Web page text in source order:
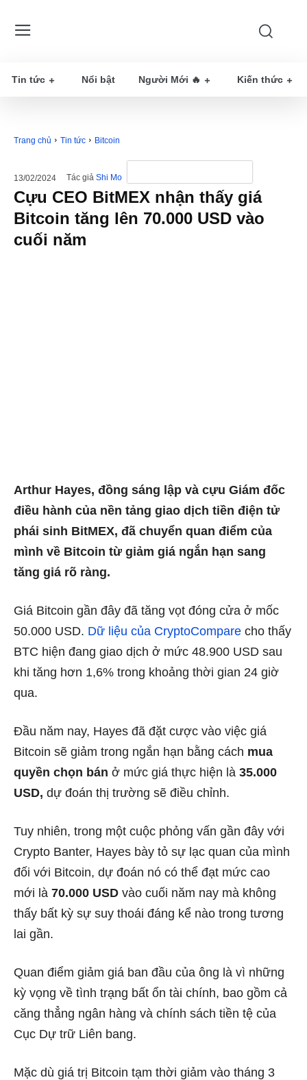
Tin tức Nổi bật Người Mới 🔥 Kiến thức
Trang chủ Tin tức Bitcoin
13/02/2024 Tác giả Shi Mo
Cựu CEO BitMEX nhận thấy giá
Bitcoin tăng lên 70.000 USD vào
cuối năm
Arthur Hayes, đồng sáng lập và cựu Giám đốc
điều hành của nền tảng giao dịch tiền điện tử
phái sinh BitMEX, đã chuyển quan điểm của
mình về Bitcoin từ giảm giá ngắn hạn sang
tăng giá rõ ràng.
Giá Bitcoin gần đây đã tăng vọt đóng cửa ở mốc
50.000 USD. Dữ liệu của CryptoCompare cho thấy
BTC hiện đang giao dịch ở mức 48.900 USD sau
khi tăng hơn 1,6% trong khoảng thời gian 24 giờ
qua.
Đầu năm nay, Hayes đã đặt cược vào việc giá
Bitcoin sẽ giảm trong ngắn hạn bằng cách mua
quyền chọn bán ở mức giá thực hiện là 35.000
USD, dự đoán thị trường sẽ điều chỉnh.
Tuy nhiên, trong một cuộc phỏng vấn gần đây với
Crypto Banter, Hayes bày tỏ sự lạc quan của mình
đối với Bitcoin, dự đoán nó có thể đạt mức cao
mới là 70.000 USD vào cuối năm nay mà không
thấy bất kỳ sự suy thoái đáng kể nào trong tương
lai gần.
Quan điểm giảm giá ban đầu của ông là vì những
kỳ vọng về tình trạng bất ổn tài chính, bao gồm cả
căng thẳng ngân hàng và chính sách tiền tệ của
Cục Dự trữ Liên bang.
Mặc dù giá trị Bitcoin tạm thời giảm vào tháng 3